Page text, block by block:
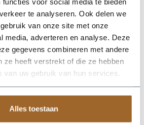
te analyseren. Ook delen we
van onze site met onze
media, adverteren en analyse. Deze
gegevens combineren met andere
ze heeft verstrekt of die ze hebben
van uw gebruik van hun services.
Alles toestaan
ook na langere tijd.
de juiste vulling voor buitengebruik
om een plantenbak buiten te vullen.
en houdt te veel water vast. Daarom is
voor hoogwaardige potgrond of speciaal
voor plantenbakken buiten.
bevat. Dit zorgt ervoor dat planten sterker
zijn tegen weersinvloeden. Afhankelijk van
bv vaste planten, siergrassen of bomen) kies je